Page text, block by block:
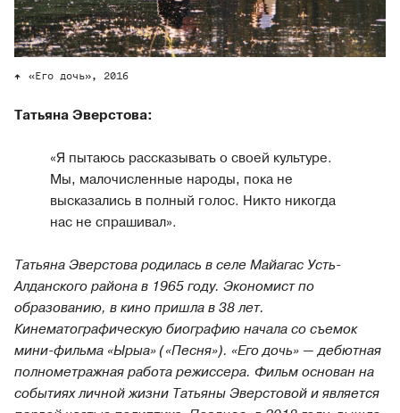
«Его дочь», 2016
Татьяна Эверстова:
«Я пытаюсь рассказывать о своей культуре.
Мы, малочисленные народы, пока не
высказались в полный голос. Никто никогда
нас не спрашивал».
Татьяна Эверстова родилась в селе Майагас Усть-
Алданского района в 1965 году. Экономист по
образованию, в кино пришла в 38 лет.
Кинематографическую биографию начала со съемок
мини-фильма «Ырыа» («Песня»). «Его дочь» — дебютная
полнометражная работа режиссера. Фильм основан на
событиях личной жизни Татьяны Эверстовой и является